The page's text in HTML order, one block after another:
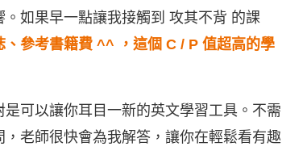
如果早一點讓我接觸到 攻其不背 的課
參考書籍費 ^^ ，這個 C / P 值超高的學
是可以讓你耳目一新的英文學習工具。不需
老師很快會為我解答，讓你在輕鬆看有趣